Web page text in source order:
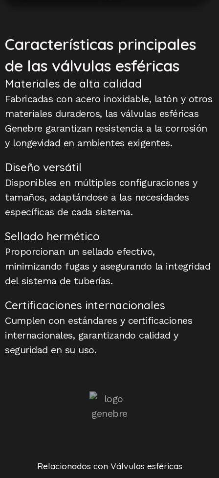
Características principales
de las válvulas esféricas
Materiales de alta calidad
Fabricadas con acero inoxidable, latón y otros
materiales duraderos, las válvulas esféricas
Genebre garantizan resistencia a la corrosión
y longevidad en ambientes exigentes.
Diseño versátil
Disponibles en múltiples configuraciones y
tamaños, adaptándose a las necesidades
específicas de cada sistema.
Sellado hermético
Proporcionan un sellado efectivo,
minimizando fugas y asegurando la integridad
del sistema de tuberías.
Certificaciones internacionales
Cumplen con estándares y certificaciones
internacionales, garantizando calidad y
seguridad en su uso.
Relacionados con Válvulas esféricas